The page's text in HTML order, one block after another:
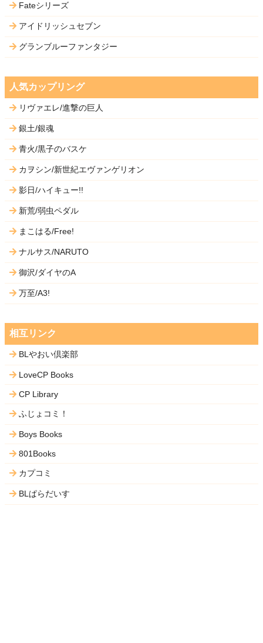
Fateシリーズ
アイドリッシュセブン
グランブルーファンタジー
人気カップリング
リヴァエレ/進撃の巨人
銀土/銀魂
青火/黒子のバスケ
カヲシン/新世紀エヴァンゲリオン
影日/ハイキュー!!
新荒/弱虫ペダル
まこはる/Free!
ナルサス/NARUTO
御沢/ダイヤのA
万至/A3!
相互リンク
BLやおい倶楽部
LoveCP Books
CP Library
ふじょコミ！
Boys Books
801Books
カプコミ
BLぱらだいす